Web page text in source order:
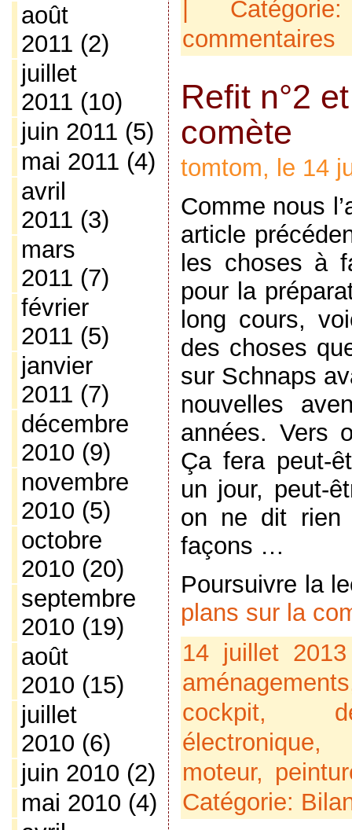
août
2011 (2)
juillet
2011 (10)
juin 2011 (5)
mai 2011 (4)
avril
2011 (3)
mars
2011 (7)
février
2011 (5)
janvier
2011 (7)
décembre
2010 (9)
novembre
2010 (5)
octobre
2010 (20)
septembre
2010 (19)
août
2010 (15)
juillet
2010 (6)
juin 2010 (2)
mai 2010 (4)
|
commentaires
Refit n°2
comète
tomtom, le 14
Comme nous
article
les choses à
pour la
long cours,
des choses
sur Schnaps
nouvelles
années. Vers
Ça fera peut-
un jour, peut-
on ne dit rien
façons …
Poursuivre la
plans sur la
14 juillet
aménagements
cockpit,
électronique
moteur,
Catégorie: